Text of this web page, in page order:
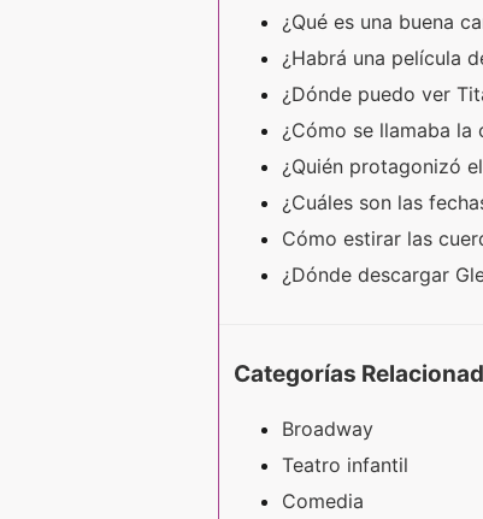
¿Qué es una buena
¿Habrá una película
¿Dónde puedo ver
¿Cómo se llamaba
¿Quién protagonizó
¿Cuáles son las
Cómo estirar las
¿Dónde descargar
Categorías
Broadway
Teatro infantil
Comedia